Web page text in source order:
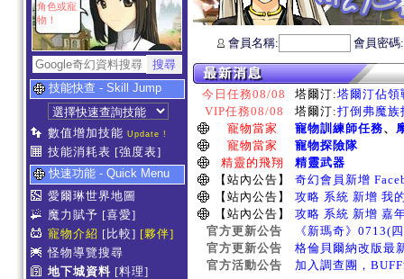
角色或寵
物！
技能快查 - Skill Jump
數值增加技能 Update !
技能消耗表 [強度表]
快速功能 - Quick Menu
愛爾琳世界地圖
魔力賦予 [喜愛]
寵物介紹 [比較] [夥伴]
怪物導覽搜尋
地下城資料 [料理]
會員名稱: 會員密
今日任務08/08 塔爾汀:塔爾汀佔領
VIP任務08/08
塔爾汀:打倒弗魔族
寵物當家
寵物訓練師任務、
寵物當家
寵物探險隊
精靈的飛翔
精靈武器
【站內公告】
奇幻會員新增
【站內公告】
攻略 系統 新增 我
【站內公告】
攻略 系統 新增 嘉
官方更新公告
《新瑪奇》0713(
官方更新公告
格倫貝爾納改版最
官方活動公告
加入調查團，